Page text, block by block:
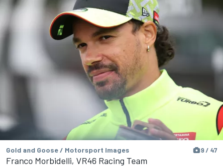
Gold and Goose / Motorsport Images 9 / 47
Franco Morbidelli, VR46 Racing Team